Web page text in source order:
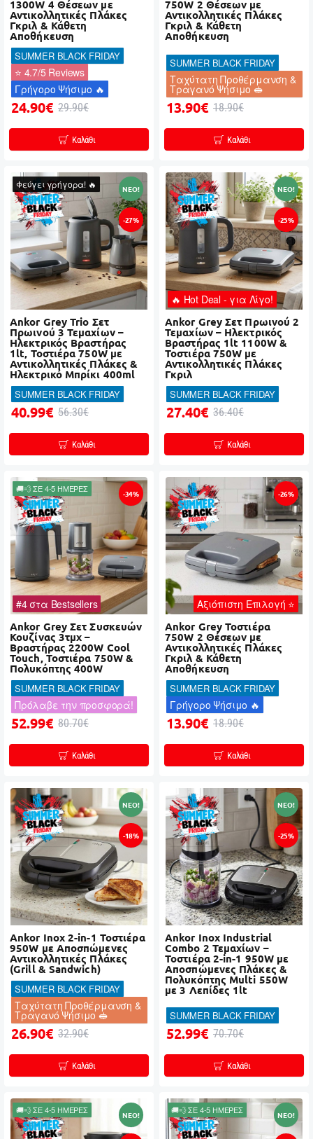
1300W 4 Θέσεων με
Αντικολλητικές Πλάκες
Γκριλ & Κάθετη
Αποθήκευση
SUMMER BLACK FRIDAY
⭐ 4.7/5 Reviews
Γρήγορο Ψήσιμο 🔥
24.90€ 29.90€
Καλάθι
750W 2 Θέσεων με
Αντικολλητικές Πλάκες
Γκριλ & Κάθετη
Αποθήκευση
SUMMER BLACK FRIDAY
Ταχύτατη Προθέρμανση &
Τραγανό Ψήσιμο 🥪
13.90€ 18.90€
Καλάθι
NEO!
Φεύγει γρήγορα! 🔥
-27%
Ankor Grey Trio Σετ
Πρωινού 3 Τεμαχίων –
Ηλεκτρικός Βραστήρας
1lt, Τοστιέρα 750W με
Αντικολλητικές Πλάκες &
Ηλεκτρικό Μπρίκι 400ml
SUMMER BLACK FRIDAY
40.99€ 56.30€
Καλάθι
NEO!
🔥 Hot Deal - για Λίγο!
-25%
Ankor Grey Σετ Πρωινού 2
Τεμαχίων – Ηλεκτρικός
Βραστήρας 1lt 1100W &
Τοστιέρα 750W με
Αντικολλητικές Πλάκες
Γκριλ
SUMMER BLACK FRIDAY
27.40€ 36.40€
Καλάθι
🚚💨 ΣΕ 4-5 ΗΜΕΡΕΣ
#4 στα Bestsellers
-34%
Ankor Grey Σετ Συσκευών
Κουζίνας 3τμχ –
Βραστήρας 2200W Cool
Touch, Τοστιέρα 750W &
Πολυκόπτης 400W
SUMMER BLACK FRIDAY
Πρόλαβε την προσφορά!
52.99€ 80.70€
Καλάθι
Αξιόπιστη Επιλογή ⭐
-26%
Ankor Grey Τοστιέρα
750W 2 Θέσεων με
Αντικολλητικές Πλάκες
Γκριλ & Κάθετη
Αποθήκευση
SUMMER BLACK FRIDAY
Γρήγορο Ψήσιμο 🔥
13.90€ 18.90€
Καλάθι
NEO!
-18%
Ankor Inox 2-in-1 Τοστιέρα
950W με Αποσπώμενες
Αντικολλητικές Πλάκες
(Grill & Sandwich)
SUMMER BLACK FRIDAY
Ταχύτατη Προθέρμανση &
Τραγανό Ψήσιμο 🥪
26.90€ 32.90€
Καλάθι
NEO!
-25%
Ankor Inox Industrial
Combo 2 Τεμαχίων –
Τοστιέρα 2-in-1 950W με
Αποσπώμενες Πλάκες &
Πολυκόπτης Multi 550W
με 3 Λεπίδες 1lt
SUMMER BLACK FRIDAY
52.99€ 70.70€
Καλάθι
NEO!
🚚💨 ΣΕ 4-5 ΗΜΕΡΕΣ NEO!
🚚💨 ΣΕ 4-5 ΗΜΕΡΕΣ